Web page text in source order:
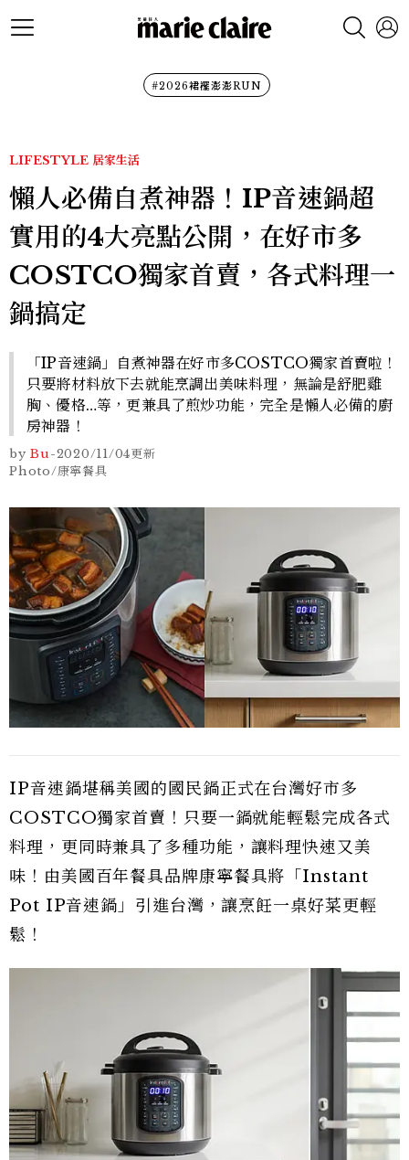
#2026裙襬澎澎RUN
LIFESTYLE 居家生活
懶人必備自煮神器！IP音速鍋超
實用的4大亮點公開，在好市多
COSTCO獨家首賣，各式料理一
鍋搞定
「IP音速鍋」自煮神器在好市多COSTCO獨家首賣啦！
只要將材料放下去就能烹調出美味料理，無論是舒肥雞
胸、優格…等，更兼具了煎炒功能，完全是懶人必備的廚
房神器！
by Bu-2020/11/04更新
Photo/康寧餐具
IP音速鍋堪稱美國的國民鍋正式在台灣好市多
COSTCO獨家首賣！只要一鍋就能輕鬆完成各式
料理，更同時兼具了多種功能，讓料理快速又美
味！由美國百年餐具品牌康寧餐具將「Instant
Pot IP音速鍋」引進台灣，讓烹飪一桌好菜更輕
鬆！